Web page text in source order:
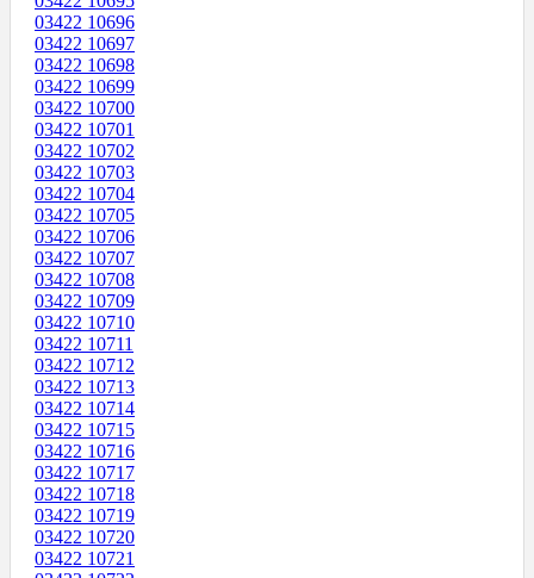
03422 10696
03422 10697
03422 10698
03422 10699
03422 10700
03422 10701
03422 10702
03422 10703
03422 10704
03422 10705
03422 10706
03422 10707
03422 10708
03422 10709
03422 10710
03422 10711
03422 10712
03422 10713
03422 10714
03422 10715
03422 10716
03422 10717
03422 10718
03422 10719
03422 10720
03422 10721